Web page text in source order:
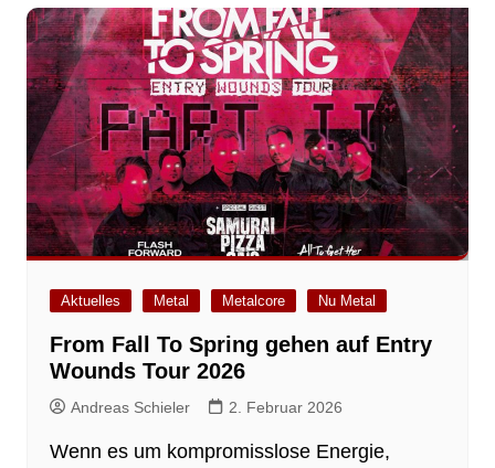
Aktuelles Metal Metalcore Nu Metal
From Fall To Spring gehen auf Entry
Wounds Tour 2026
Andreas Schieler 2. Februar 2026
Wenn es um kompromisslose Energie,